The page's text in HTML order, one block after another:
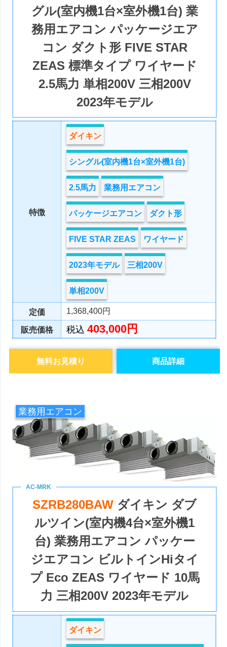
グル(室内機1台×室外機1台) 業
務用エアコン パッケージエア
コン ダクト形 FIVE STAR
ZEAS 標準タイプ ワイヤード
2.5馬力 単相200V 三相200V
2023年モデル
特徴
ダイキン
シングル(室内機1台×室外機1台)
2.5馬力 業務用エアコン
パッケージエアコン ダクト形
FIVE STAR ZEAS ワイヤード
2023年モデル 三相200V
単相200V
定価 1,368,400円
販売価格 税込403,000円
商品詳細
無料お見積り
業務用エアコン
SZRB280BAW ダイキン ダブ
ルツイン(室内機4台×室外機1
台) 業務用エアコン パッケー
ジエアコン ビルトインHiタイ
プ Eco ZEAS ワイヤード 10馬
力 三相200V 2023年モデル
ダイキン